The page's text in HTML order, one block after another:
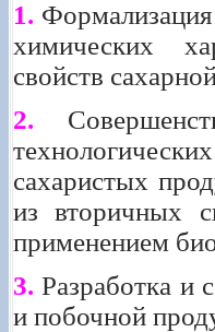
1.
химических
свойств
2.
сахаристых
из вторичных
применением
3. Разработка и
и побочной